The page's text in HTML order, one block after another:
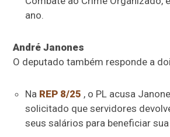
ano.
André Janones
O deputado também responde a
Na REP 8/25 , o PL acusa
solicitado que servidores
seus salários para beneficiar